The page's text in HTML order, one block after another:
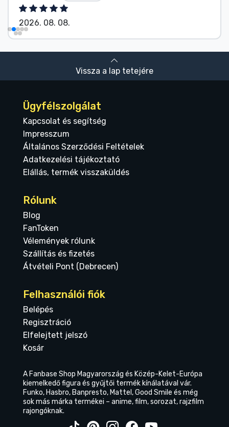
2026. 08. 08.
Vissza a lap tetejére
Ügyfélszolgálat
Kapcsolat és segítség
Impresszum
Általános Szerződési Feltételek
Adatkezelési tájékoztató
Elállás, termék visszaküldés
Rólunk
Blog
FanToken
Vélemények rólunk
Szállítás és fizetés
Átvételi Pont (Debrecen)
Felhasználói fiók
Belépés
Regisztráció
Elfelejtett jelszó
Kosár
A Fanbase Shop Magyarország és Közép-Kelet-Európa
kiemelkedő figura és gyűjtői termék kínálatával vár.
Funko, Hasbro, Banpresto, Mattel, Good Smile és még
sok más márka termékei – anime, film, sorozat, rajzfilm
rajongóknak.